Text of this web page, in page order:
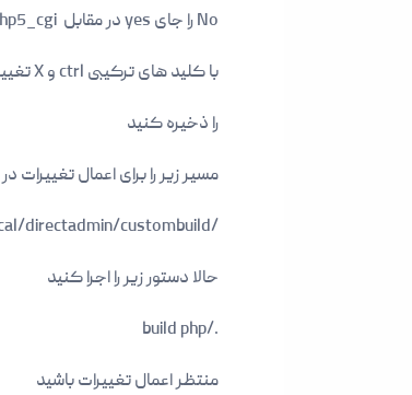
No را جای yes در مقابل php5_cgi تایپ کنید
با کلید های ترکیبی ctrl و X تغییرات
را ذخیره کنید
مسیر زیر را برای اعمال تغییرات در PHP طی کنید
/usr/local/directadmin/custombuild
حالا دستور زیر را اجرا کنید
./build php
منتظر اعمال تغییرات باشید